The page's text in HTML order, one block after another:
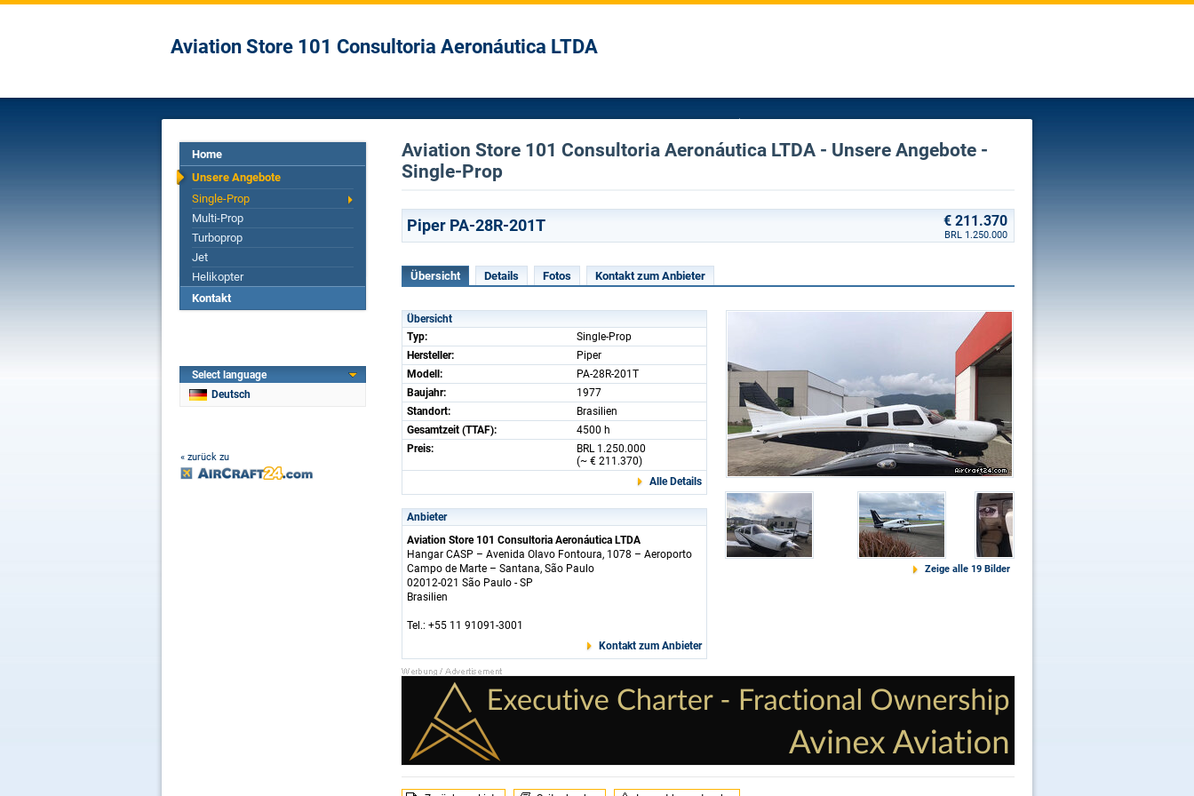
Aviation Store 101 Consultoria Aeronáutica LTDA
Home
Unsere Angebote
Single-Prop
Multi-Prop
Turboprop
Jet
Helikopter
Kontakt
Select language
Deutsch
« zurück zu
Aviation Store 101 Consultoria Aeronáutica LTDA - Unsere Angebote -
Single-Prop
Piper PA-28R-201T € 211.370
BRL 1.250.000
Übersicht Details Fotos Kontakt zum Anbieter
Übersicht
Typ:
Single-Prop
Hersteller:
Piper
Modell:
PA-28R-201T
Baujahr:
1977
Standort:
Brasilien
Gesamtzeit (TTAF):
4500 h
Preis:
BRL 1.250.000
(~ € 211.370)
Alle Details
Anbieter
Aviation Store 101 Consultoria Aeronáutica LTDA
Hangar CASP – Avenida Olavo Fontoura, 1078 – Aeroporto
Campo de Marte – Santana, São Paulo
02012-021 São Paulo - SP
Brasilien
Tel.: +55 11 91091-3001
Kontakt zum Anbieter
Zeige alle 19 Bilder